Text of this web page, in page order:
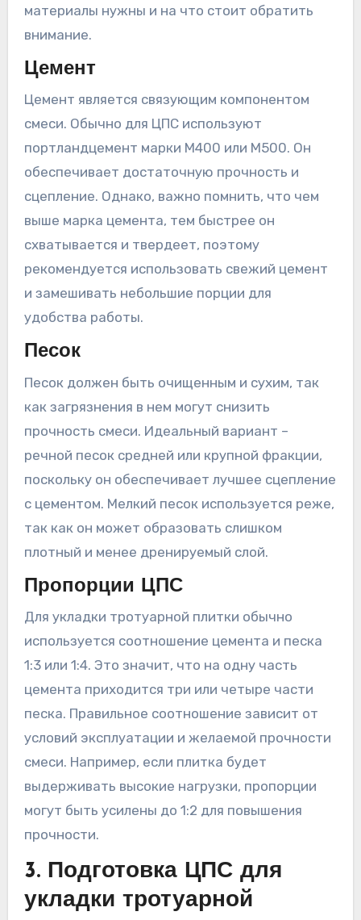
материалы нужны и на что стоит обратить
внимание.
Цемент
Цемент является связующим компонентом
смеси. Обычно для ЦПС используют
портландцемент марки М400 или М500. Он
обеспечивает достаточную прочность и
сцепление. Однако, важно помнить, что чем
выше марка цемента, тем быстрее он
схватывается и твердеет, поэтому
рекомендуется использовать свежий цемент
и замешивать небольшие порции для
удобства работы.
Песок
Песок должен быть очищенным и сухим, так
как загрязнения в нем могут снизить
прочность смеси. Идеальный вариант –
речной песок средней или крупной фракции,
поскольку он обеспечивает лучшее сцепление
с цементом. Мелкий песок используется реже,
так как он может образовать слишком
плотный и менее дренируемый слой.
Пропорции ЦПС
Для укладки тротуарной плитки обычно
используется соотношение цемента и песка
1:3 или 1:4. Это значит, что на одну часть
цемента приходится три или четыре части
песка. Правильное соотношение зависит от
условий эксплуатации и желаемой прочности
смеси. Например, если плитка будет
выдерживать высокие нагрузки, пропорции
могут быть усилены до 1:2 для повышения
прочности.
3. Подготовка ЦПС для
укладки тротуарной